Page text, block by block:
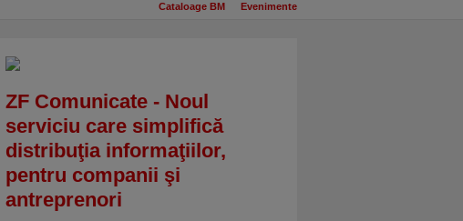
Cataloage BM Evenimente
ZF Comunicate - Noul
serviciu care simplifică
distribuţia informaţiilor,
pentru companii şi
antreprenori